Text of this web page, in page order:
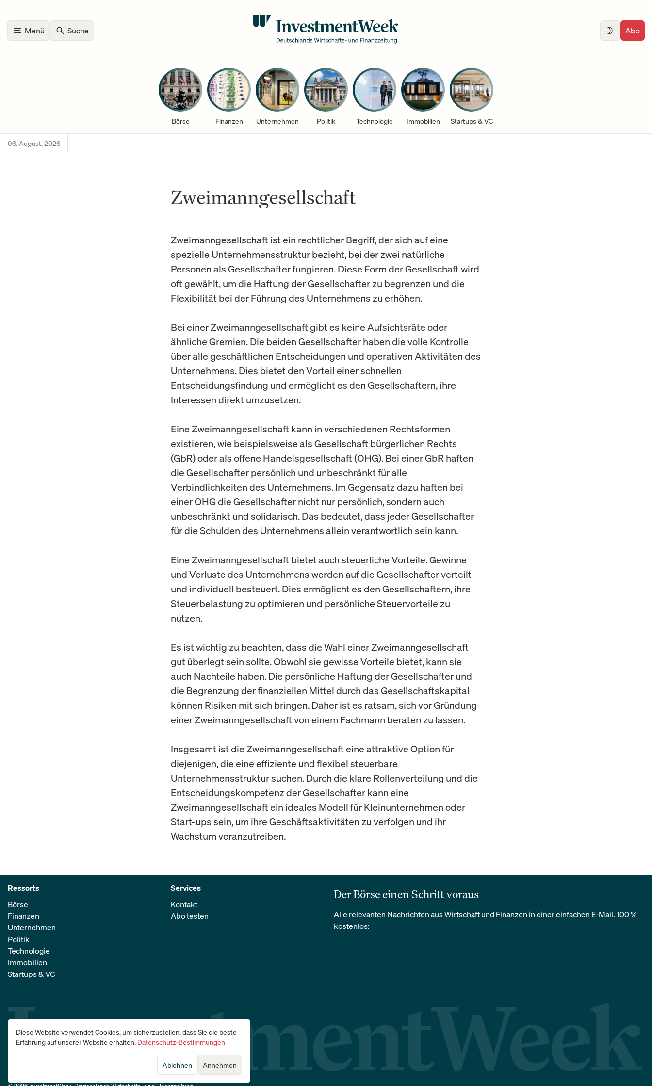
Menü Suche Abo
Börse Finanzen Unternehmen Politik Technologie Immobilien Startups & VC
06. August, 2026
Zweimanngesellschaft
Zweimanngesellschaft ist ein rechtlicher Begriff, der sich auf eine
spezielle Unternehmensstruktur bezieht, bei der zwei natürliche
Personen als Gesellschafter fungieren. Diese Form der Gesellschaft wird
oft gewählt, um die Haftung der Gesellschafter zu begrenzen und die
Flexibilität bei der Führung des Unternehmens zu erhöhen.
Bei einer Zweimanngesellschaft gibt es keine Aufsichtsräte oder
ähnliche Gremien. Die beiden Gesellschafter haben die volle Kontrolle
über alle geschäftlichen Entscheidungen und operativen Aktivitäten des
Unternehmens. Dies bietet den Vorteil einer schnellen
Entscheidungsfindung und ermöglicht es den Gesellschaftern, ihre
Interessen direkt umzusetzen.
Eine Zweimanngesellschaft kann in verschiedenen Rechtsformen
existieren, wie beispielsweise als Gesellschaft bürgerlichen Rechts
(GbR) oder als offene Handelsgesellschaft (OHG). Bei einer GbR haften
die Gesellschafter persönlich und unbeschränkt für alle
Verbindlichkeiten des Unternehmens. Im Gegensatz dazu haften bei
einer OHG die Gesellschafter nicht nur persönlich, sondern auch
unbeschränkt und solidarisch. Das bedeutet, dass jeder Gesellschafter
für die Schulden des Unternehmens allein verantwortlich sein kann.
Eine Zweimanngesellschaft bietet auch steuerliche Vorteile. Gewinne
und Verluste des Unternehmens werden auf die Gesellschafter verteilt
und individuell besteuert. Dies ermöglicht es den Gesellschaftern, ihre
Steuerbelastung zu optimieren und persönliche Steuervorteile zu
nutzen.
Es ist wichtig zu beachten, dass die Wahl einer Zweimanngesellschaft
gut überlegt sein sollte. Obwohl sie gewisse Vorteile bietet, kann sie
auch Nachteile haben. Die persönliche Haftung der Gesellschafter und
die Begrenzung der finanziellen Mittel durch das Gesellschaftskapital
können Risiken mit sich bringen. Daher ist es ratsam, sich vor Gründung
einer Zweimanngesellschaft von einem Fachmann beraten zu lassen.
Insgesamt ist die Zweimanngesellschaft eine attraktive Option für
diejenigen, die eine effiziente und flexibel steuerbare
Unternehmensstruktur suchen. Durch die klare Rollenverteilung und die
Entscheidungskompetenz der Gesellschafter kann eine
Zweimanngesellschaft ein ideales Modell für Kleinunternehmen oder
Start-ups sein, um ihre Geschäftsaktivitäten zu verfolgen und ihr
Wachstum voranzutreiben.
Ressorts
Börse
Finanzen
Unternehmen
Politik
Technologie
Immobilien
Startups & VC
Services
Kontakt
Abo testen
Der Börse einen Schritt voraus
Alle relevanten Nachrichten aus Wirtschaft und Finanzen in einer einfachen E-Mail. 100 %
kostenlos:
Diese Website verwendet Cookies, um sicherzustellen, dass Sie die beste
Erfahrung auf unserer Website erhalten. Datenschutz-Bestimmungen
Annehmen
Ablehnen